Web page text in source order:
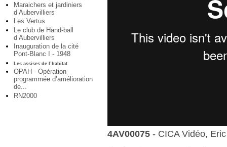
Maraichers et jardiniers
d’Aubervilliers
Les Vertus
Le club de Hand-ball
d’Aubervilliers
Inauguration de la cité
Pont-Blanc I - 1948
Les assises de l’habitat
OPAH - Opération
programmée d’amélioration
de...
RN2000
4AV00075- CICA Vidéo,